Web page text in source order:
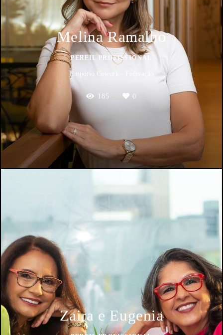
Melina Ramalho
PERFIL PROFISSIONAL
Empório Cowork - Federação
185 0
Zaira e Eugenia